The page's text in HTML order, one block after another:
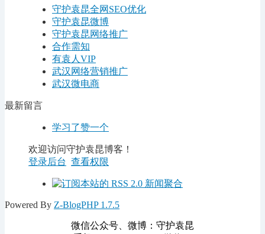
守护袁昆全网SEO优化
守护袁昆微博
守护袁昆网络推广
合作需知
有袁人VIP
武汉网络营销推广
武汉微电商
最新留言
学习了赞一个
欢迎访问守护袁昆博客！
登录后台 查看权限
Powered By Z-BlogPHP 1.7.5
微信公众号、微博：守护袁昆